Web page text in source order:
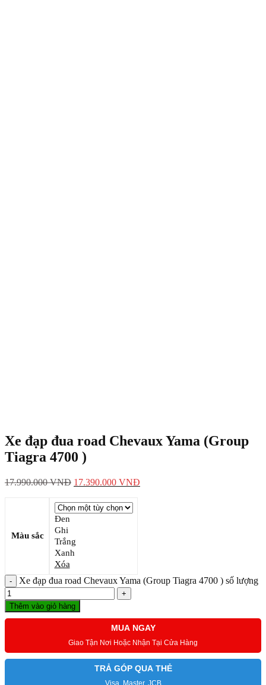
Xe đạp đua road Chevaux Yama (Group
Tiagra 4700 )
17.990.000VNĐ 17.390.000 VNĐ
Màu sắc
Đen
Ghi
Trắng
Xanh
Xóa
Xe đạp đua road Chevaux Yama (Group Tiagra 4700 ) số lượng
Thêm vào giỏ hàng
MUA NGAY
Giao Tận Nơi Hoặc Nhận Tại Cửa Hàng
TRẢ GÓP QUA THẺ
Visa, Master, JCB